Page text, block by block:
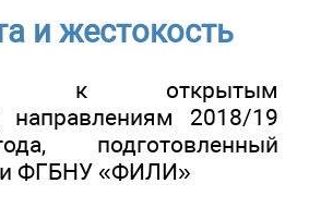
и жестокость
к открытым
направлениям 2018/19
подготовленный
ФГБНУ «ФИЛИ»